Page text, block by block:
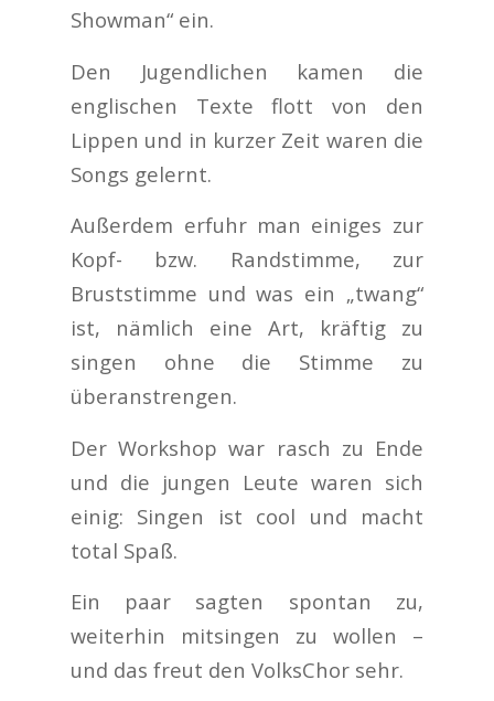
Showman“ ein.
Den Jugendlichen kamen die
englischen Texte flott von den
Lippen und in kurzer Zeit waren die
Songs gelernt.
Außerdem erfuhr man einiges zur
Kopf- bzw. Randstimme, zur
Bruststimme und was ein „twang“
ist, nämlich eine Art, kräftig zu
singen ohne die Stimme zu
überanstrengen.
Der Workshop war rasch zu Ende
und die jungen Leute waren sich
einig: Singen ist cool und macht
total Spaß.
Ein paar sagten spontan zu,
weiterhin mitsingen zu wollen –
und das freut den VolksChor sehr.